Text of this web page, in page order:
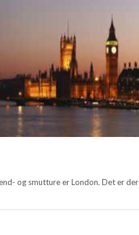
og smutture er London. Det er der